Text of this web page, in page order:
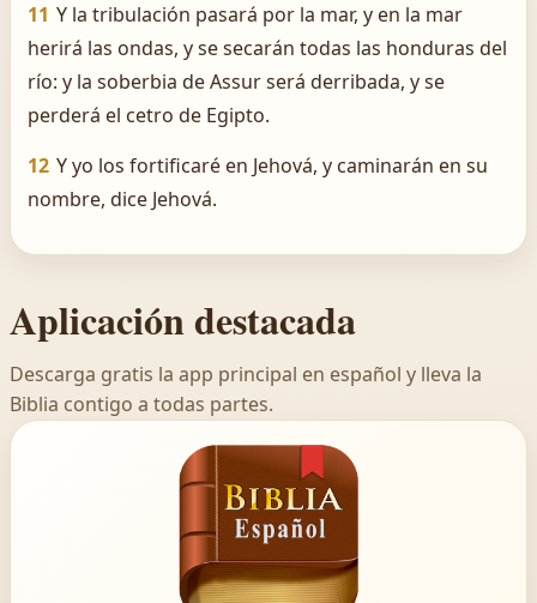
11 Y la tribulación pasará por la mar, y en la mar
herirá las ondas, y se secarán todas las honduras del
río: y la soberbia de Assur será derribada, y se
perderá el cetro de Egipto.
12 Y yo los fortificaré en Jehová, y caminarán en su
nombre, dice Jehová.
Aplicación destacada
Descarga gratis la app principal en español y lleva la
Biblia contigo a todas partes.